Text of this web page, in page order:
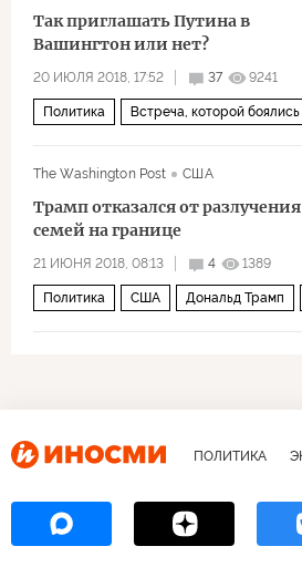
Так приглашать Путина в
Вашингтон или нет?
20 ИЮЛЯ 2018, 17:52 37 9241
Политика Встреча, которой боялись
The Washington Post США
Трамп отказался от разлучения
семей на границе
21 ИЮНЯ 2018, 08:13 4 1389
Политика США Дональд Трамп
ПОЛИТИКА